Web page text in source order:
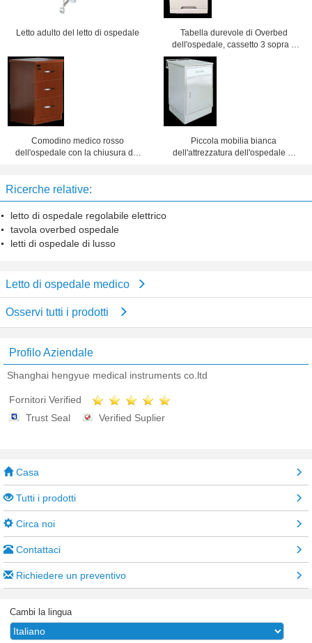
Letto adulto del letto di ospedale
Tabella durevole di Overbed
dell'ospedale, cassetto 3 sopra il
Governo 475x470x755mm del letto
Comodino medico rosso
dell'ospedale con la chiusura del
Piccola mobilia bianca
dell'attrezzatura dell'ospedale di
Ricerche relative:
letto di ospedale regolabile elettrico
tavola overbed ospedale
letti di ospedale di lusso
Letto di ospedale medico
Osservi tutti i prodotti
Profilo Aziendale
Shanghai hengyue medical instruments co.ltd
Fornitori Verified
Trust Seal
Verified Suplier
Casa
Tutti i prodotti
Circa noi
Contattaci
Richiedere un preventivo
Cambi la lingua